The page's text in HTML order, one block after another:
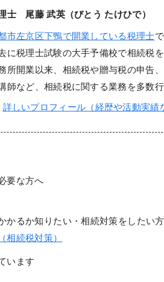
士 尾藤 武英（びとう たけひで）
市左京区下鴨で開業している税理士
に税理士試験の大手予備校で相続税
所開業以来、相続税や贈与税の申告
師など、相続税に関する業務を多数行
詳しいプロフィール（経歴や活動実績
要な方へ
かるか知りたい・相続対策をしたい
相続税対策）
います